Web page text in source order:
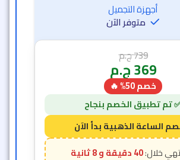
أجهزة التجميل
متوفر الآن
739ج.م
369ج.م
خصم 50% 🔥
40 دقيقة و 6 ثانية